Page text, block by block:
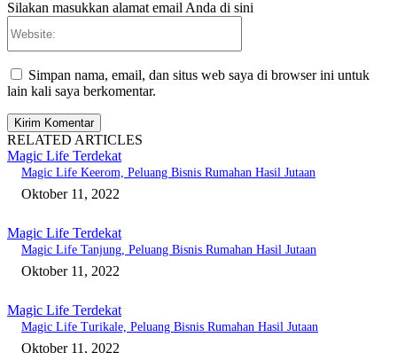
Silakan masukkan alamat email Anda di sini
Simpan nama, email, dan situs web saya di browser ini untuk
lain kali saya berkomentar.
RELATED ARTICLES
Magic Life Terdekat
Magic Life Keerom, Peluang Bisnis Rumahan Hasil Jutaan
Oktober 11, 2022
Magic Life Terdekat
Magic Life Tanjung, Peluang Bisnis Rumahan Hasil Jutaan
Oktober 11, 2022
Magic Life Terdekat
Magic Life Turikale, Peluang Bisnis Rumahan Hasil Jutaan
Oktober 11, 2022